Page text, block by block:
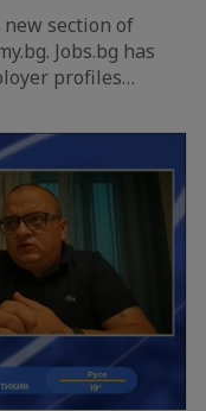
section of
Jobs.bg has
profiles…